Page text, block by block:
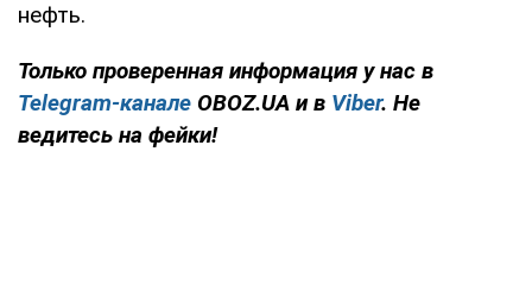
нефть.
Только проверенная информация у нас в
Telegram-канале OBOZ.UA и в Viber. Не
ведитесь на фейки!